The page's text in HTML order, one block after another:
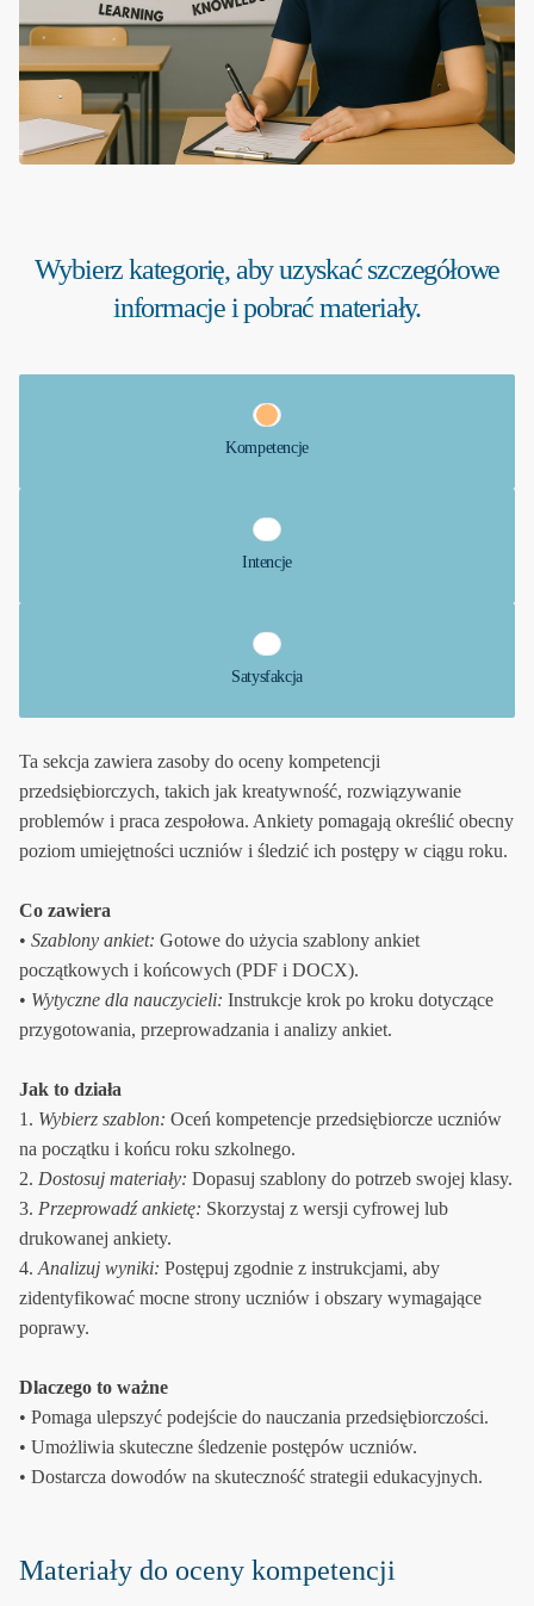
Wybierz kategorię, aby uzyskać szczegółowe
informacje i pobrać materiały.
Kompetencje
Intencje
Satysfakcja
Ta sekcja zawiera zasoby do oceny kompetencji
przedsiębiorczych, takich jak kreatywność, rozwiązywanie
problemów i praca zespołowa. Ankiety pomagają określić obecny
poziom umiejętności uczniów i śledzić ich postępy w ciągu roku.
Co zawiera
• Szablony ankiet: Gotowe do użycia szablony ankiet
początkowych i końcowych (PDF i DOCX).
• Wytyczne dla nauczycieli: Instrukcje krok po kroku dotyczące
przygotowania, przeprowadzania i analizy ankiet.
Jak to działa
1. Wybierz szablon: Oceń kompetencje przedsiębiorcze uczniów
na początku i końcu roku szkolnego.
2. Dostosuj materiały: Dopasuj szablony do potrzeb swojej klasy.
3. Przeprowadź ankietę: Skorzystaj z wersji cyfrowej lub
drukowanej ankiety.
4. Analizuj wyniki: Postępuj zgodnie z instrukcjami, aby
zidentyfikować mocne strony uczniów i obszary wymagające
poprawy.
Dlaczego to ważne
• Pomaga ulepszyć podejście do nauczania przedsiębiorczości.
• Umożliwia skuteczne śledzenie postępów uczniów.
• Dostarcza dowodów na skuteczność strategii edukacyjnych.
Materiały do oceny kompetencji